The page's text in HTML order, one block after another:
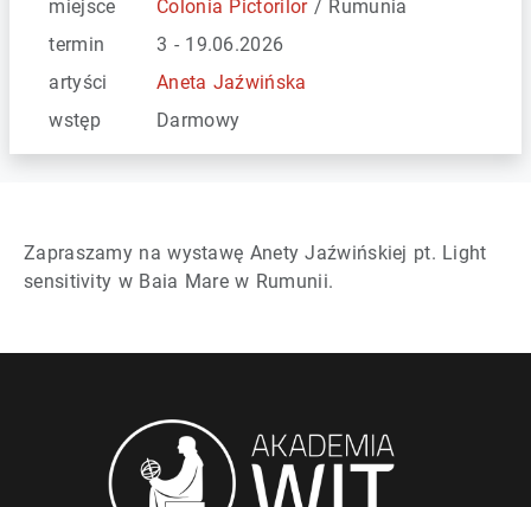
miejsce
Colonia Pictorilor/ Rumunia
termin
3 - 19.06.2026
artyści
Aneta Jaźwińska
wstęp
Darmowy
Zapraszamy na wystawę Anety Jaźwińskiej pt. Light
sensitivity w Baia Mare w Rumunii.